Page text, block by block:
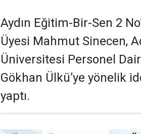
Aydın Eğitim-Bir-Sen 2
Üyesi Mahmut Sinecen,
Üniversitesi Personel
Gökhan Ülkü’ye yönelik
yaptı.